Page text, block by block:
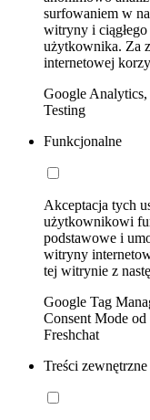
surfowaniem w
witryny i
użytkownika. Za
internetowej
Google
Testing
Funkcjonalne
Akceptacja tych
użytkownikowi
podstawowe i
witryny
tej witrynie z
Google Tag
Consent Mode
Freshchat
Treści zewnętrzne